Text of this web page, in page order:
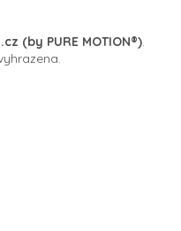
(by PURE MOTION®).